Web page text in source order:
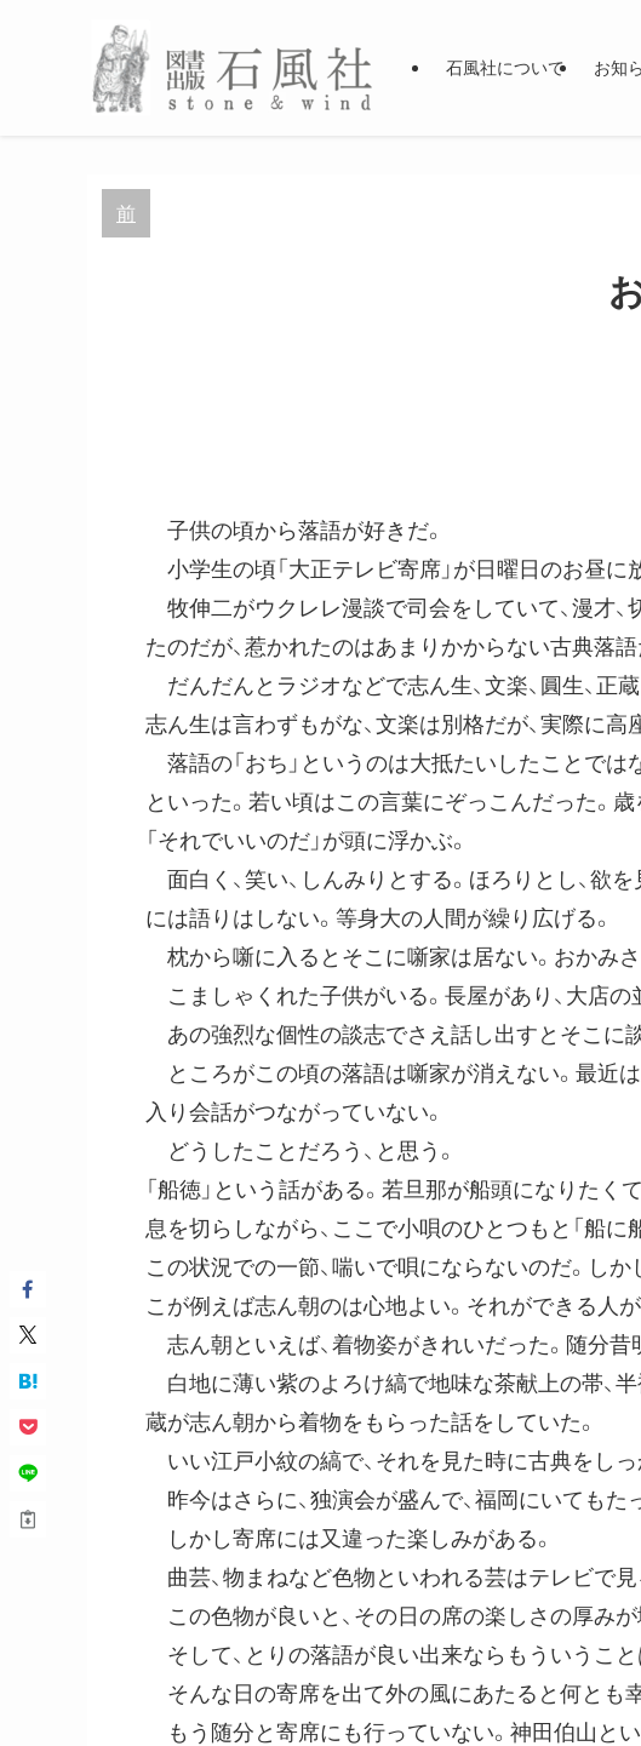
石風社について お知
前
子供の頃から落語が好きだ。
小学生の頃「大正テレビ寄席」が日曜日のお昼に
牧伸二がウクレレ漫談で司会をしていて、漫才
たのだが、惹かれたのはあまりかからない古典落
だんだんとラジオなどで志ん生、文楽、圓生、正
志ん生は言わずもがな、文楽は別格だが、実際に
落語の「おち」というのは大抵たいしたことでは
といった。若い頃はこの言葉にぞっこんだった。
「それでいいのだ」が頭に浮かぶ。
面白く、笑い、しんみりとする。ほろりとし、欲
には語りはしない。等身大の人間が繰り広げる。
枕から噺に入るとそこに噺家は居ない。おかみさ
こましゃくれた子供がいる。長屋があり、大店の
あの強烈な個性の談志でさえ話し出すとそこに
ところがこの頃の落語は噺家が消えない。最近
入り会話がつながっていない。
どうしたことだろう、と思う。
「船徳」という話がある。若旦那が船頭になりた
息を切らしながら、ここで小唄のひとつもと「船
この状況での一節、喘いで唄にならないのだ。し
こが例えば志ん朝のは心地よい。それができる人
志ん朝といえば、着物姿がきれいだった。随分昔
白地に薄い紫のよろけ縞で地味な茶献上の帯、
蔵が志ん朝から着物をもらった話をしていた。
いい江戸小紋の縞で、それを見た時に古典をしっ
昨今はさらに、独演会が盛んで、福岡にいてもた
しかし寄席には又違った楽しみがある。
曲芸、物まねなど色物といわれる芸はテレビで見
この色物が良いと、その日の席の楽しさの厚みが
そして、とりの落語が良い出来ならもういうこと
そんな日の寄席を出て外の風にあたると何とも
もう随分と寄席にも行っていない。神田伯山と